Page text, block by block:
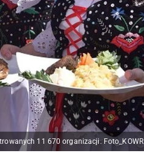
11 670 organizacji. Foto_KOWR